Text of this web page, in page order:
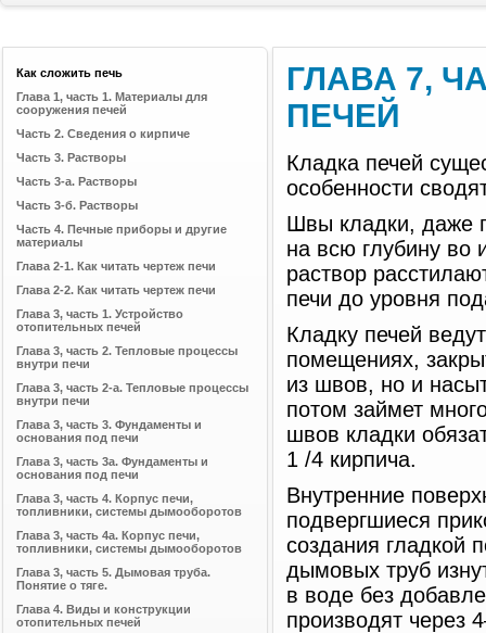
ГЛАВА 7,
ПЕЧЕЙ
Кладка печей
особенности
Швы кладки, даже
на всю глубину во
раствор
печи до уровня
Кладку печей
помещениях,
из швов, но и
потом займет
швов кладки
1 /4 кирпича.
Внутренние
подвергшиеся
создания гладкой
дымовых труб
в воде без
производят через
Как сложить печь
Глава 1, часть 1. Материалы для
сооружения печей
Часть 2. Сведения о кирпиче
Часть 3. Растворы
Часть 3-a. Растворы
Часть 3-б. Растворы
Часть 4. Печные приборы и другие
материалы
Глава 2-1. Как читать чертеж печи
Глава 2-2. Как читать чертеж печи
Глава 3, часть 1. Устройство
отопительных печей
Глава 3, часть 2. Тепловые процессы
внутри печи
Глава 3, часть 2-а. Тепловые процессы
внутри печи
Глава 3, часть 3. Фундаменты и
основания под печи
Глава 3, часть 3а. Фундаменты и
основания под печи
Глава 3, часть 4. Корпус печи,
топливники, системы дымооборотов
Глава 3, часть 4а. Корпус печи,
топливники, системы дымооборотов
Глава 3, часть 5. Дымовая труба.
Понятие о тяге.
Глава 4. Виды и конструкции
отопительных печей